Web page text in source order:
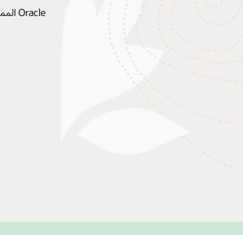
Oracle المملكة العربية السعودية